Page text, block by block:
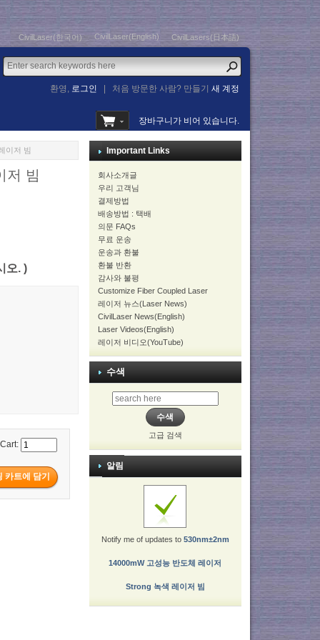
CivilLaser(한국어) CivilLaser(English) CivilLasers(日本語)
환영, 로그인 처음 방문한 사람? 만들기새 계정
장바구니가 비어 있습니다.
이저 빔
저 빔
오. )
Important Links
회사소개글
우리 고객님
결제방법
배송방법 : 택배
의문 FAQs
무료 운송
운송과 환불
환불 반환
감사와 불평
Customize Fiber Coupled Laser
레이저 뉴스(Laser News)
CivilLaser News(English)
Laser Videos(English)
레이저 비디오(YouTube)
수색
고급 검색
알림
Notify me of updates to 530nm±2nm
14000mW 고성능 반도체 레이저
Strong 녹색 레이저 빔